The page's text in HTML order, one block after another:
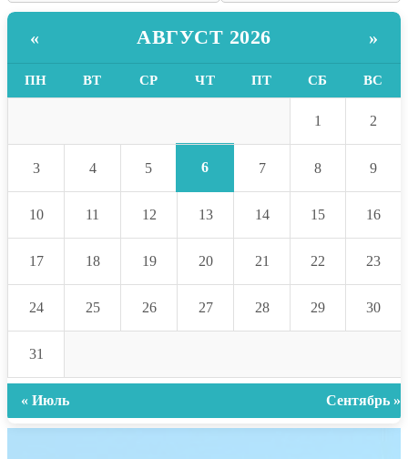
« АВГУСТ 2026 »
ПН ВТ СР ЧТ ПТ СБ ВС
1 2
3 4 5 6 7 8 9
10 11 12 13 14 15 16
17 18 19 20 21 22 23
24 25 26 27 28 29 30
31
« Июль Сентябрь »